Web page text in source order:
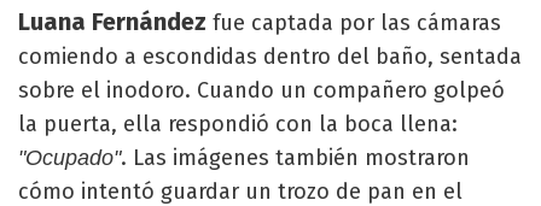
Luana Fernández fue captada por las cámaras
comiendo a escondidas dentro del baño, sentada
sobre el inodoro. Cuando un compañero golpeó
la puerta, ella respondió con la boca llena:
"Ocupado". Las imágenes también mostraron
cómo intentó guardar un trozo de pan en el